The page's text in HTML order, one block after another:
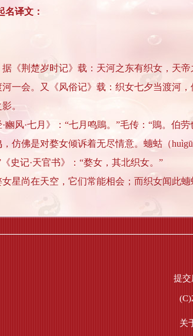
名译文：
荆楚岁时记》载：天河之东有织女，天帝
一会。又《风俗记》载：织女七夕当渡河，
。
·七月》：“七月鸣鵙。”毛传：“鵙。伯
佛是对婺女倾诉着无尽情意。蟪蛄（
史记·天官书》：“婺女，其北织女。”
尚在天空，它们常能相会；而织女闻此蟪
提交
关